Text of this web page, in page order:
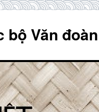
bộ Văn